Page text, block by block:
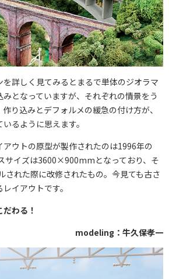
詳しく見てみるとまるで単体のジオラマ
となっていますが、それぞれの情景をう
り込みとデフォルメの緩急の付け方が、
るように思えます。
ウトの原型が製作されたのは1996年の
サイズは3600×900mmとなっており、そ
された際に改修されたもの。今見ても古さ
イアウトです。
わる！
modeling：牛久保孝一